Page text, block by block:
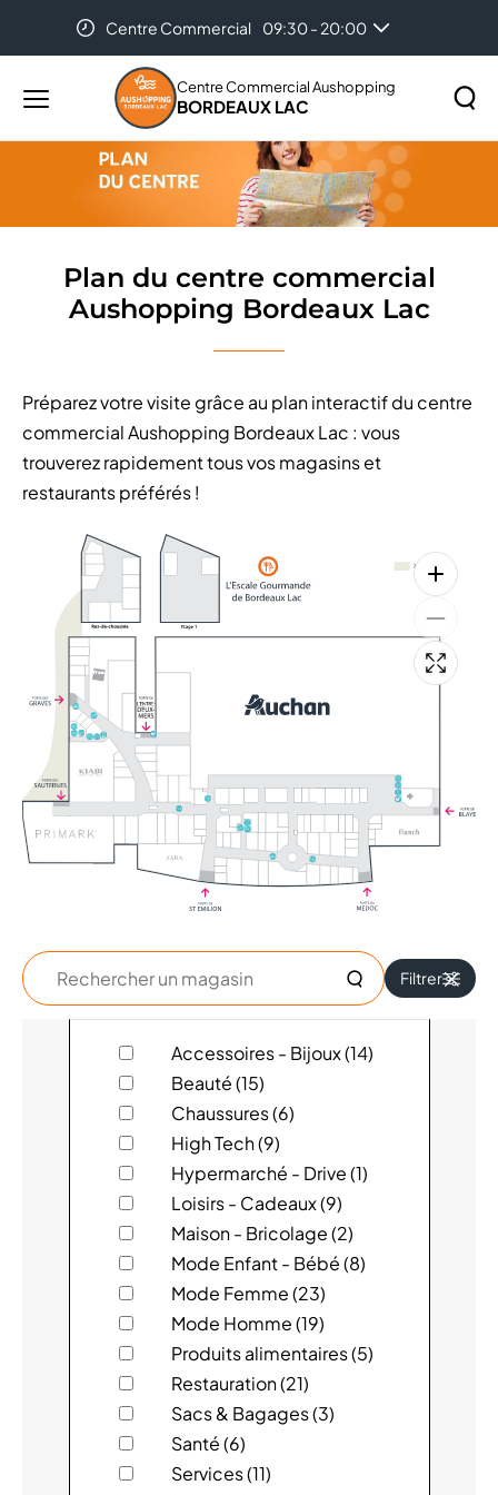
Centre Commercial 09:30 - 20:00
Menu
principal
Centre Commercial Aushopping
BORDEAUX LAC
Rechercher
site
Plan du centre commercial Aushopping Bordeaux
Plan du centre commercial
Aushopping Bordeaux Lac
Préparez votre visite grâce au plan interactif du centre
commercial Aushopping Bordeaux Lac : vous
trouverez rapidement tous vos magasins et
restaurants préférés !
+
Rechercher
un
magasin
Filtrer
ACUITIS
ADOPT
ALAIN AFFLELOU OPTICIEN
ATOL LES OPTICIENS
AUCHAN
BAILLARDRAN
BCHEF
BEAUSOLEIL MAROQUINERIE
BERSHKA
Accessoires - Bijoux (14)
Beauté (15)
Chaussures (6)
High Tech (9)
Hypermarché - Drive (1)
Loisirs - Cadeaux (9)
Maison - Bricolage (2)
Mode Enfant - Bébé (8)
Mode Femme (23)
Mode Homme (19)
Produits alimentaires (5)
Restauration (21)
Sacs & Bagages (3)
Santé (6)
Services (11)